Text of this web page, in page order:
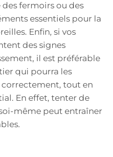
fermoirs ou des
essentiels pour la
Enfin, si vos
des signes
il est préférable
qui pourra les
tout en
En effet, tenter de
même peut entraîner